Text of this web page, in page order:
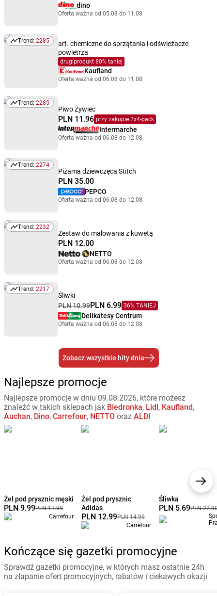
dino
Oferta ważna od 05.08 do 11.08
Trend: 2285
Trend: 2285
art. chemiczne do sprzątania i odświeżacze
powietrza
drugiprodukt 80% taniej
Kaufland
Oferta ważna od 06.08 do 11.08
Trend: 2285
Trend: 2285
Piwo Żywiec
PLN 11.96 przy zakupie 2x4-pack
Intermarche
Oferta ważna od 06.08 do 12.08
Trend: 2274
Trend: 2274
Piżama dziewczęca Stitch
PLN 35.00
PEPCO
Oferta ważna od 06.08 do 12.08
Trend: 2232
Trend: 2232
Zestaw do malowania z kuwetą
PLN 12.00
NETTO
Oferta ważna od 06.08 do 12.08
Trend: 2217
Trend: 2217
Śliwki
PLN 10.99PLN 6.99 36% TANIEJ
Delikatesy Centrum
Oferta ważna od 06.08 do 12.08
Zobacz wszystkie hity dnia
Najlepsze promocje
Najlepsze promocje w dniu 09.08.2026, które możesz
znaleźć w takich sklepach jak Biedronka, Lidl, Kaufland,
Auchan, Dino, Carrefour, NETTO oraz ALDI
Żel pod prysznic męski
PLN 9.99PLN 11.99
Carrefour
Żel pod prysznic
Adidas
PLN 12.99PLN 14.99
Carrefour
Śliwka
PLN 5.69PLN
Kończące się gazetki promocyjne
Sprawdź gazetki promocyjne, w których masz ostatnie 24h
na złapanie ofert promocyjnych, rabatów i ciekawych okazji